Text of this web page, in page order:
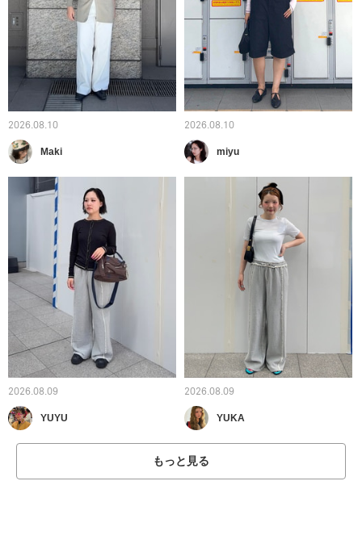
2026.08.10
Maki
2026.08.10
miyu
2026.08.09
YUYU
2026.08.09
YUKA
もっと見る